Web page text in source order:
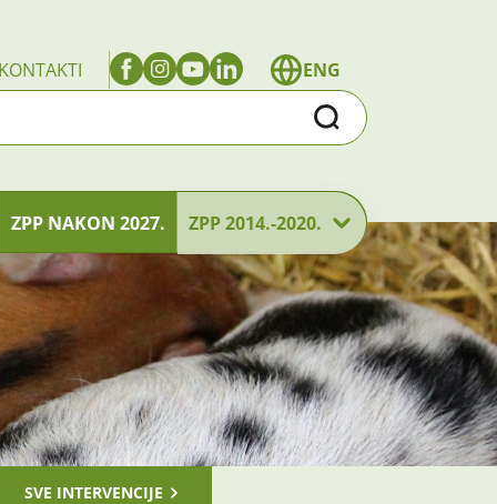
KONTAKTI
ENG
Traži
ZPP NAKON 2027. ZPP 2014.-2020.
SVE INTERVENCIJE